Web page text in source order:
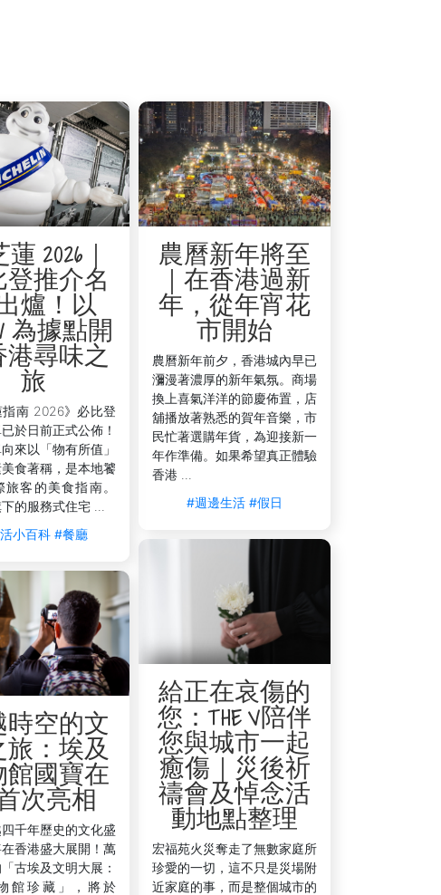
子，您都能在 The V 輕鬆找到溫馨的安樂
平衡高壓工作與休閒時光。
馬地，環境清幽且私隱度極高，為您提供寧
及高級超市，滿足生活需要。這種獨特的生
要跨境工作的香港高才提供了便利性。除了
亦可漫步西九海濱長廊飽覽著名的維港夜
。告別漫長的尋居過程，今天就預訂，明
2026｜
登推介名
爐！以
為據點開
港尋味之
旅
指南 2026》必比登
於日前正式公佈！
來以「物有所值」
食著稱，是本地饕
客的美食指南。
的服務式住宅 ...
小百科 #餐廳
農曆新年將至
｜在香港過新
年，從年宵花
市開始
農曆新年前夕，香港城內早已
瀰漫著濃厚的新年氣氛。商場
換上喜氣洋洋的節慶佈置，店
舖播放著熟悉的賀年音樂，市
民忙著選購年貨，為迎接新一
年作準備。如果希望真正體驗
香港 ...
#週邊生活 #假日
給正在哀傷的
您：THE V陪伴
您與城市一起
癒傷｜災後祈
禱會及悼念活
動地點整理
宏福苑火災奪走了無數家庭所
珍愛的一切，這不只是災場附
近家庭的事，而是整個城市的
時空的文
旅：埃及
館國寶在
次亮相
千年歷史的文化盛
香港盛大展開！萬
古埃及文明大展：
館珍藏」，將於